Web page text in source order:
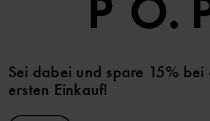
Sei dabei und spare 15% bei
ersten Einkauf!